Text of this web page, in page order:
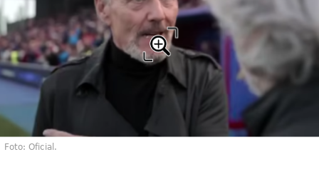
Foto: Oficial.